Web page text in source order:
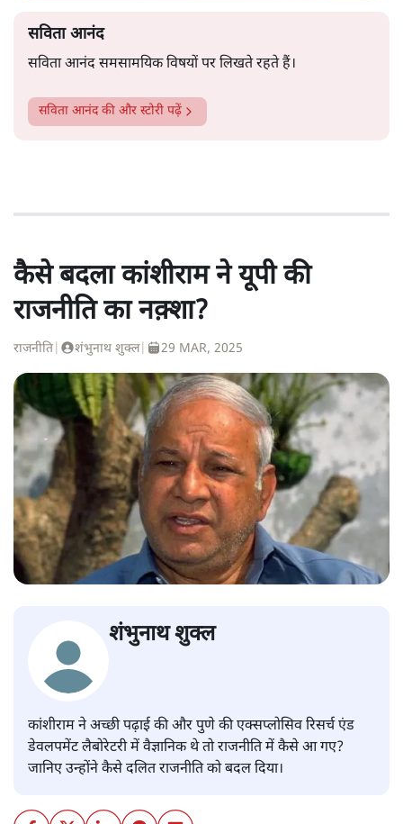
सविता आनंद
सविता आनंद समसामयिक विषयों पर लिखते रहते हैं।
सविता आनंदकी और स्टोरी पढ़ें
कैसे बदला कांशीराम ने यूपी की
राजनीति का नक़्शा?
राजनीति शंभुनाथ शुक्ल| 29 MAR, 2025
शंभुनाथ शुक्ल
कांशीराम ने अच्छी पढ़ाई की और पुणे की एक्सप्लोसिव रिसर्च एंड
डेवलपमेंट लैबोरेटरी में वैज्ञानिक थे तो राजनीति में कैसे आ गए?
जानिए उन्होंने कैसे दलित राजनीति को बदल दिया।